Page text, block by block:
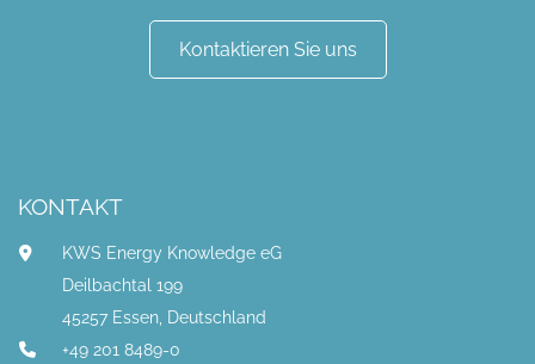
Kontaktieren Sie uns
KONTAKT
KWS Energy Knowledge eG
Deilbachtal 199
45257 Essen, Deutschland
+49 201 8489-0